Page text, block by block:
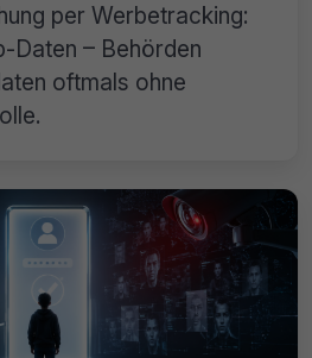
per Werbetracking:
Daten – Behörden
oftmals ohne